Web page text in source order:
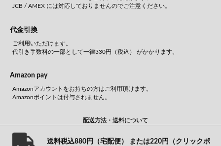
JCB / AMEX には対応しておりませんのでご注意ください。
代金引換
ご利用いただけます。
代引き手数料の一部として一律330円（税込） がかかります。
Amazon pay
Amazonアカウントをお持ちの方はご利用頂けます。
Amazonポイントは付与されません。
配送方法・送料について
送料税込880円（宅配便） または220円（クリックポ